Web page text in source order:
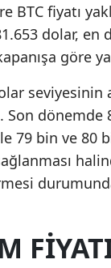
BTC fiyatı
dolar,
göre
seviyesinin
Son dönemde
79 bin ve 80